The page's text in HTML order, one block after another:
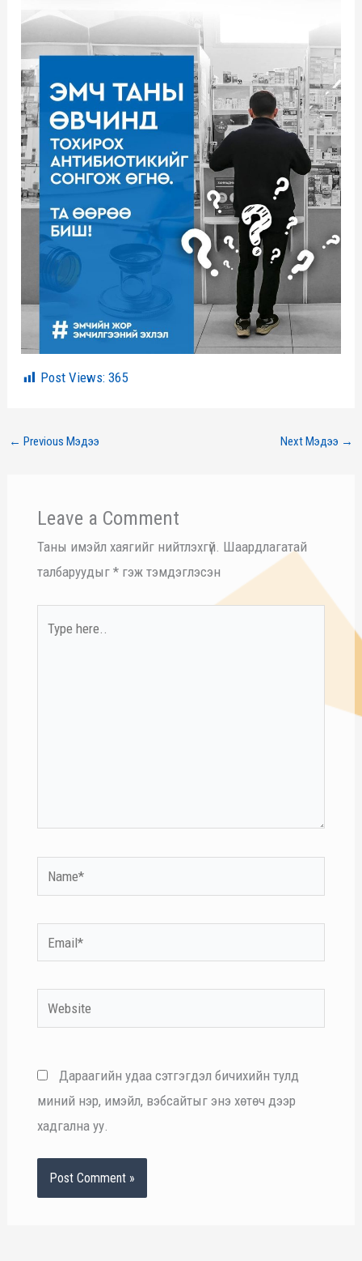
Post Views: 365
← Previous Мэдээ Next Мэдээ →
Leave a Comment
Таны имэйл хаягийг нийтлэхгүй. Шаардлагатай
талбаруудыг *гэж тэмдэглэсэн
Name*
Email*
Website
Дараагийн удаа сэтгэгдэл бичихийн тулд
миний нэр, имэйл, вэбсайтыг энэ хөтөч дээр
хадгална уу.